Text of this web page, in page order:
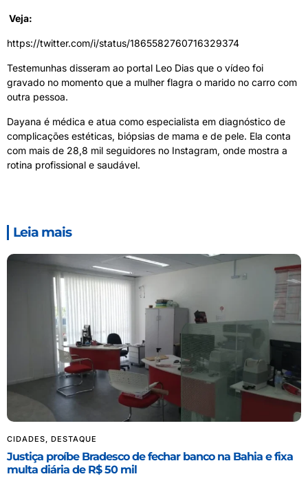
Veja:
https://twitter.com/i/status/1865582760716329374
Testemunhas disseram ao portal Leo Dias que o vídeo foi
gravado no momento que a mulher flagra o marido no carro com
outra pessoa.
Dayana é médica e atua como especialista em diagnóstico de
complicações estéticas, biópsias de mama e de pele. Ela conta
com mais de 28,8 mil seguidores no Instagram, onde mostra a
rotina profissional e saudável.
Leia mais
CIDADES, DESTAQUE
Justiça proíbe Bradesco de fechar banco na Bahia e fixa
multa diária de R$ 50 mil